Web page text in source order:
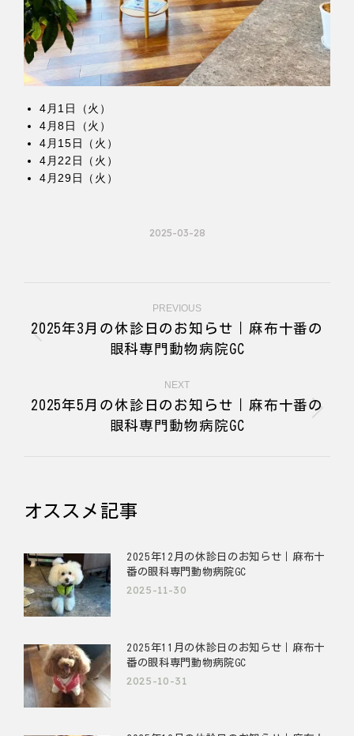
4月1日（火）
4月8日（火）
4月15日（火）
4月22日（火）
4月29日（火）
2025-03-28
navigation
PREVIOUS
Previous
post:
2025年3月の休診日のお知らせ｜麻布十番の
眼科専門動物病院GC
NEXT
Next
post:
2025年5月の休診日のお知らせ｜麻布十番の
眼科専門動物病院GC
オススメ記事
2025年12月の休診日のお知らせ｜麻布十
番の眼科専門動物病院GC
2025-11-30
2025年11月の休診日のお知らせ｜麻布十
番の眼科専門動物病院GC
2025-10-31